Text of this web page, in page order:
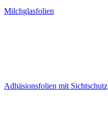
Milchglasfolien
Adhäsionsfolien mit Sichtschutz